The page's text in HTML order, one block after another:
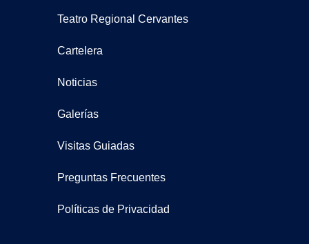
Teatro Regional Cervantes
Cartelera
Noticias
Galerías
Visitas Guiadas
Preguntas Frecuentes
Políticas de Privacidad